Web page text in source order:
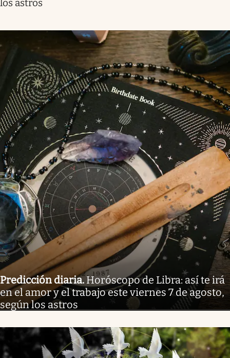
los astros
Predicción diaria.Horóscopo de Libra: así te irá
en el amor y el trabajo este viernes 7 de agosto,
según los astros